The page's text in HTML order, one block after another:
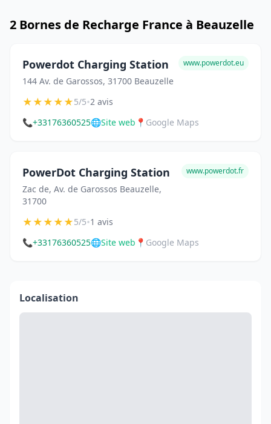
2 Bornes de Recharge France à Beauzelle
Powerdot Charging Station
144 Av. de Garossos, 31700 Beauzelle
www.powerdot.eu
★★★★★5/5•2 avis
📞+33176360525🌐Site web 📍 Google Maps
PowerDot Charging Station
Zac de, Av. de Garossos Beauzelle,
31700
www.powerdot.fr
★★★★★5/5•1 avis
📞+33176360525🌐Site web 📍 Google Maps
Localisation